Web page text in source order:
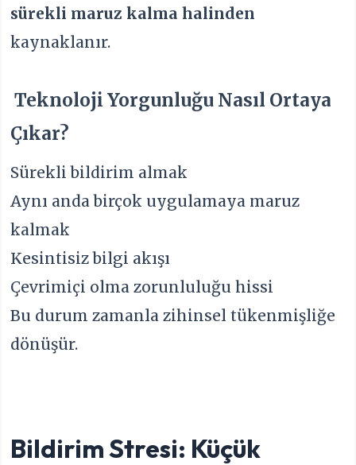
sürekli maruz kalma halinden
kaynaklanır.
Teknoloji Yorgunluğu Nasıl Ortaya
Çıkar?
Sürekli bildirim almak
Aynı anda birçok uygulamaya maruz
kalmak
Kesintisiz bilgi akışı
Çevrimiçi olma zorunluluğu hissi
Bu durum zamanla zihinsel tükenmişliğe
dönüşür.
Bildirim Stresi: Küçük